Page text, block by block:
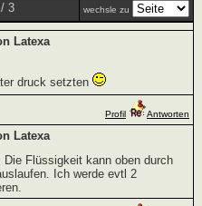
3 wechsle zu
Latexa
druck setzten
Profil Antworten
Latexa
Flüssigkeit kann oben durch
Ich werde evtl 2